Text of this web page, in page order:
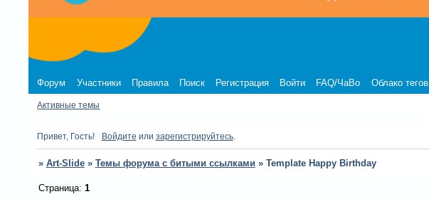
Форум Участники Правила Поиск Регистрация Войти FAQ/ЧаВо Облако тегов
Активные темы
Привет, Гость! Войдите или зарегистрируйтесь.
» Art-Slide » Темы форума с битыми ссылками » Template Happy Birthday
Страница: 1